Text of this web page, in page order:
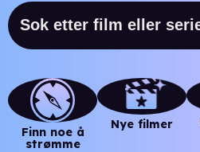
Finn noe å
strømme
Nye filmer